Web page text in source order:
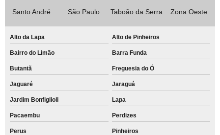
Santo André São Paulo Taboão da Serra Zona Oeste
Alto da Lapa Alto de Pinheiros
Bairro do Limão Barra Funda
Butantã Freguesia do Ó
Jaguaré Jaraguá
Jardim Bonfiglioli Lapa
Pacaembu Perdizes
Perus Pinheiros